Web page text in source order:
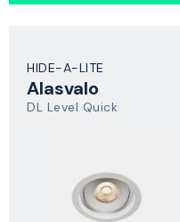
HIDE-A-LITE
Alasvalo
DL Level Quick